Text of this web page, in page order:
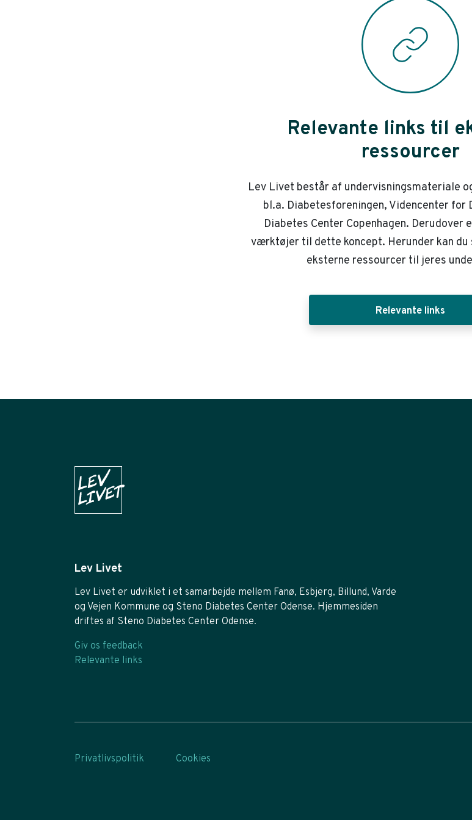
Relevante links til
ressourcer
Lev Livet består af undervisningsmateriale
bl.a. Diabetesforeningen, Videncenter for
Diabetes Center Copenhagen. Derudover
værktøjer til dette koncept. Herunder kan du
eksterne ressourcer til jeres
Relevante links
Lev Livet
Lev Livet er udviklet i et samarbejde mellem Fanø, Esbjerg, Billund, Varde
og Vejen Kommune og Steno Diabetes Center Odense. Hjemmesiden
driftes af Steno Diabetes Center Odense.
Giv os feedback
Relevante links
Privatlivspolitik Cookies